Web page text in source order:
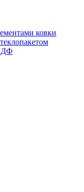
ковки